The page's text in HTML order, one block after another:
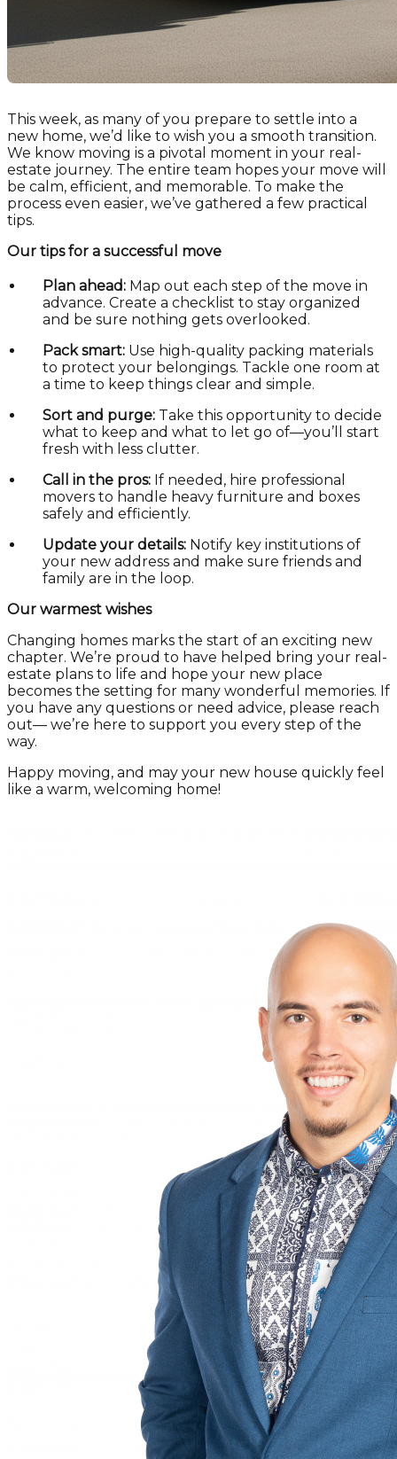
This week, as many of you prepare to settle into a
new home, we’d like to wish you a smooth transition.
We know moving is a pivotal moment in your real-
estate journey. The entire team hopes your move will
be calm, efficient, and memorable. To make the
process even easier, we’ve gathered a few practical
tips.
Our tips for a successful move
Plan ahead: Map out each step of the move in
advance. Create a checklist to stay organized
and be sure nothing gets overlooked.
Pack smart: Use high-quality packing materials
to protect your belongings. Tackle one room at
a time to keep things clear and simple.
Sort and purge: Take this opportunity to decide
what to keep and what to let go of—you’ll start
fresh with less clutter.
Call in the pros: If needed, hire professional
movers to handle heavy furniture and boxes
safely and efficiently.
Update your details: Notify key institutions of
your new address and make sure friends and
family are in the loop.
Our warmest wishes
Changing homes marks the start of an exciting new
chapter. We’re proud to have helped bring your real-
estate plans to life and hope your new place
becomes the setting for many wonderful memories. If
you have any questions or need advice, please reach
out— we’re here to support you every step of the
way.
Happy moving, and may your new house quickly feel
like a warm, welcoming home!